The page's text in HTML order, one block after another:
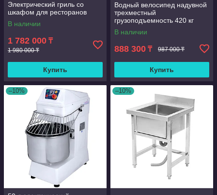
Электрический гриль со
шкафом для ресторанов
В наличии
1 782 000 ₸
1 980 000 ₸
Купить
Водный велосипед надувной
трехместный
грузоподъемность 420 кг
скорость 6-8 км/ч морской
В наличии
888 300 ₸ 987 000 ₸
Купить
–10% –10%